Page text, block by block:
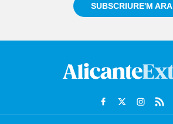
SUBSCRIURE'M ARA